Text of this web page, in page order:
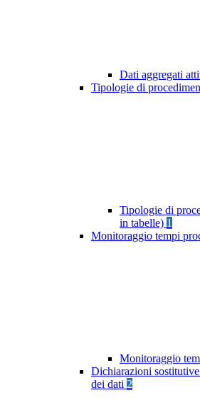
Dati aggregati
Tipologie di
Tipologie di
in tabelle) 1
Monitoraggio tempi
Monitoraggio
Dichiarazioni
dei dati 2